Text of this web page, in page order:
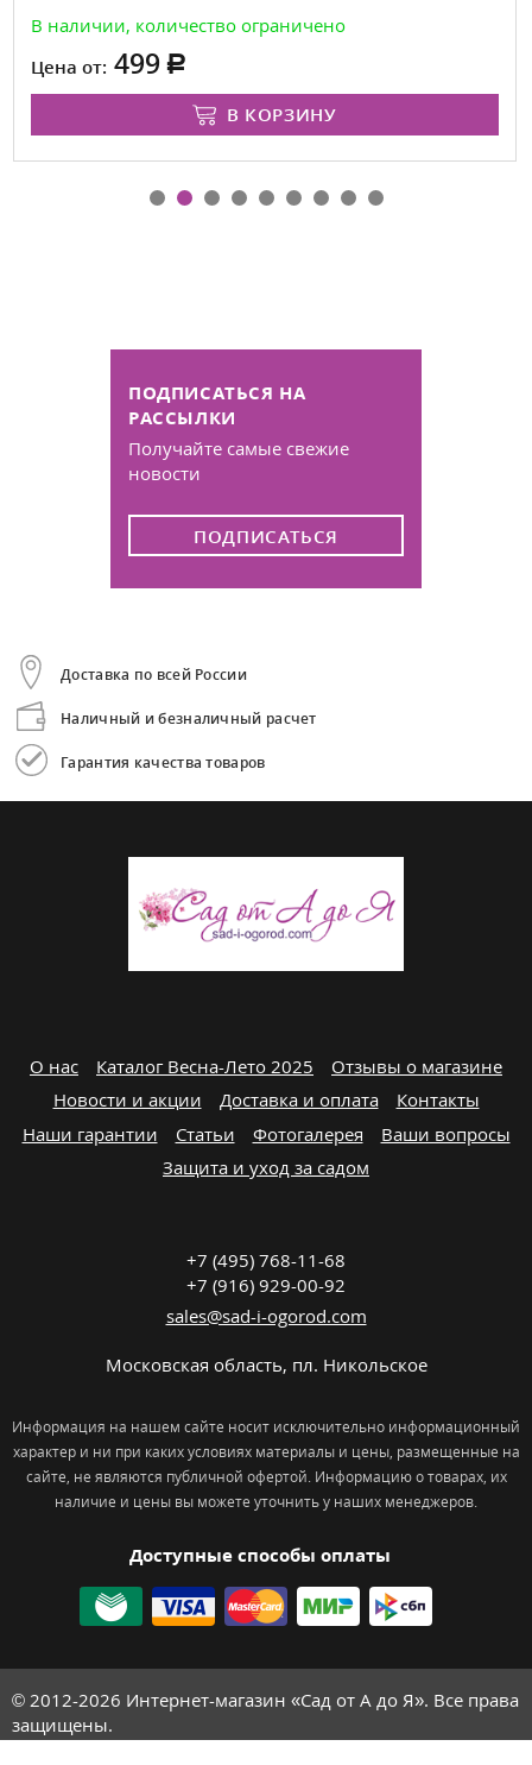
В наличии, количество ограничено
Цена от: 499
В КОРЗИНУ
ПОДПИСАТЬСЯ НА
РАССЫЛКИ
Получайте самые свежие
новости
ПОДПИСАТЬСЯ
Доставка по всей России
Наличный и безналичный расчет
Гарантия качества товаров
О нас Каталог Весна-Лето 2025
Отзывы о магазине
Новости и акции
Доставка и оплата
Контакты
Наши гарантии
Статьи Фотогалерея
Ваши вопросы
Защита и уход за садом
Доступные способы оплаты
+7 (495) 768-11-68
+7 (916) 929-00-92
sales@sad-i-ogorod.com
Московская область, пл. Никольcкое
Информация на нашем сайте носит исключительно информационный
характер и ни при каких условиях материалы и цены, размещенные на
сайте, не являются публичной офертой. Информацию о товарах, их
наличие и цены вы можете уточнить у наших менеджеров.
© 2012-2026 Интернет-магазин «Сад от А до Я». Все права
защищены.